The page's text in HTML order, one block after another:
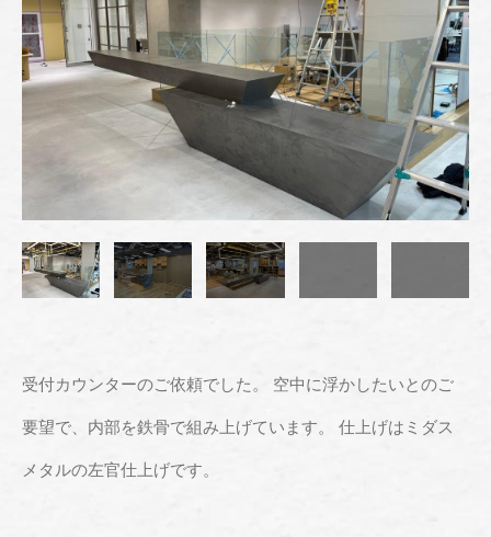
受付カウンターのご依頼でした。 空中に浮かしたいとのご
要望で、内部を鉄骨で組み上げています。 仕上げはミダス
メタルの左官仕上げです。